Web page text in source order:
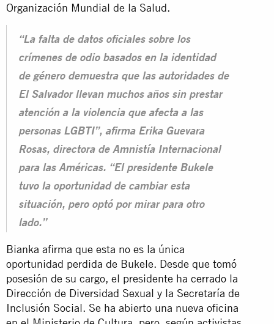
Organización Mundial de la Salud.
“La falta de datos oficiales sobre los
crímenes de odio basados en la identidad
de género demuestra que las autoridades de
El Salvador llevan muchos años sin prestar
atención a la violencia que afecta a las
personas LGBTI”, afirma Erika Guevara
Rosas, directora de Amnistía Internacional
para las Américas. “El presidente Bukele
tuvo la oportunidad de cambiar esta
situación, pero optó por mirar para otro
lado.”
Bianka afirma que esta no es la única
oportunidad perdida de Bukele. Desde que tomó
posesión de su cargo, el presidente ha cerrado la
Dirección de Diversidad Sexual y la Secretaría de
Inclusión Social. Se ha abierto una nueva oficina